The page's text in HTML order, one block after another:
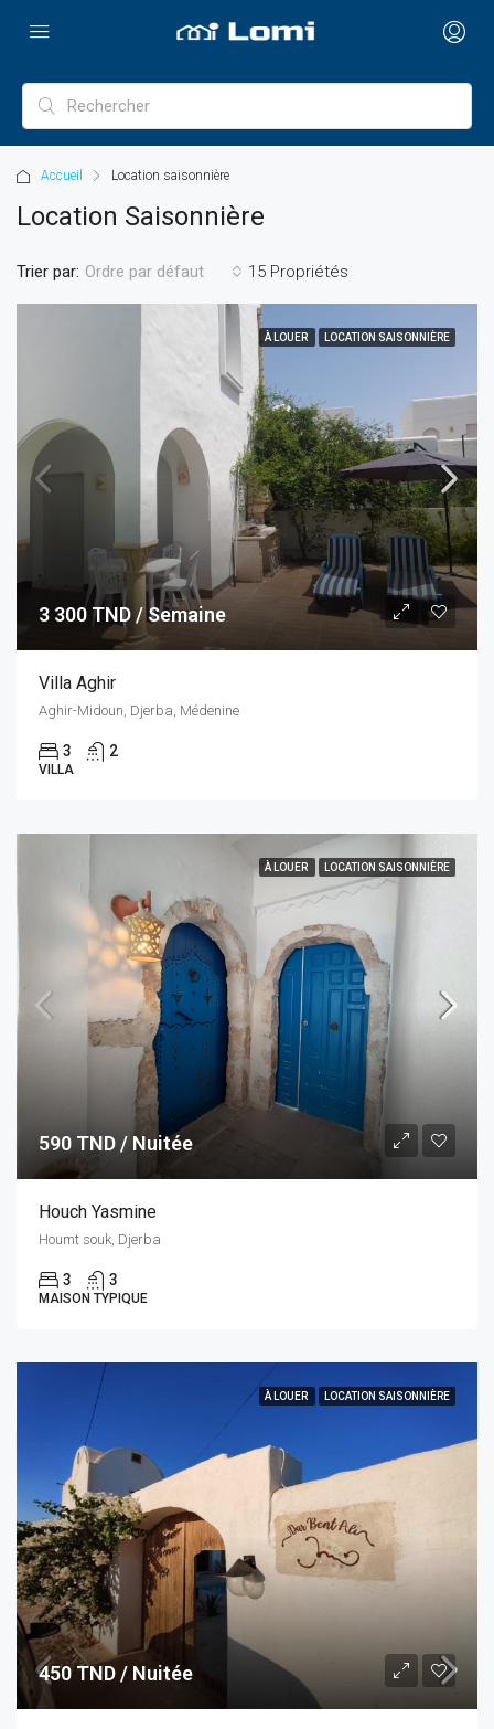
Accueil Location saisonnière
Location Saisonnière
15 Propriétés
Trier par: Ordre par défaut
À LOUER LOCATION SAISONNIÈRE
3 300 TND / Semaine
Villa Aghir
Aghir-Midoun, Djerba, Médenine
3 2
VILLA
À LOUER LOCATION SAISONNIÈRE
590 TND / Nuitée
Houch Yasmine
Houmt souk, Djerba
3 3
MAISON TYPIQUE
À LOUER LOCATION SAISONNIÈRE
450 TND / Nuitée